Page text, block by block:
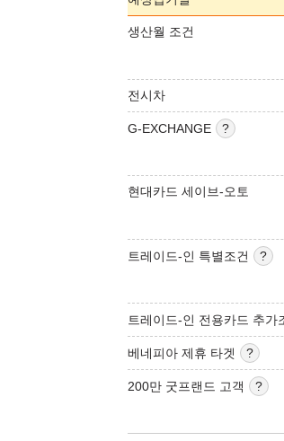
생산월 조건
전시차
G-EXCHANGE
현대카드 세이브-오토
트레이드-인 특별조건
트레이드-인 전용카드 추가
베네피아 제휴 타겟
200만 굿프랜드 고객